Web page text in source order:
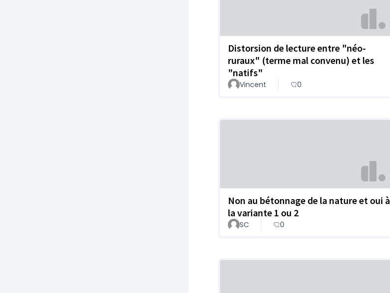
Distorsion de lecture entre "néo-
ruraux" (terme mal convenu) et les
"natifs"
Vincent 0
Non au bétonnage de la nature et oui à
la variante 1 ou 2
SC 0